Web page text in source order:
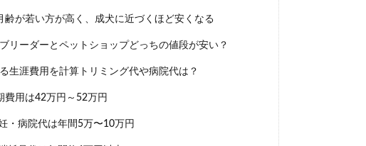
齢が若い方が高く、成犬に近づくほど安くなる
リーダーとペットショップどっちの値段が安い？
生涯費用を計算トリミング代や病院代は？
費用は42万円～52万円
・病院代は年間5万〜10万円